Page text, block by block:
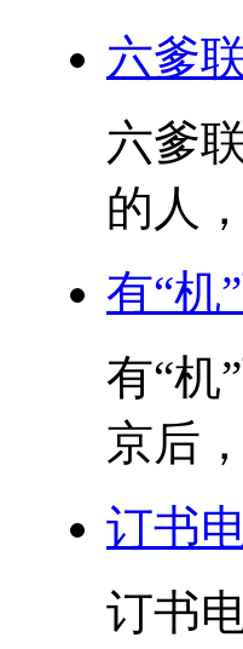
六爹
六爹
的人
有“机
有“机
京后
订书
订书